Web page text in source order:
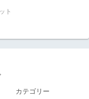
ト
カテゴリー